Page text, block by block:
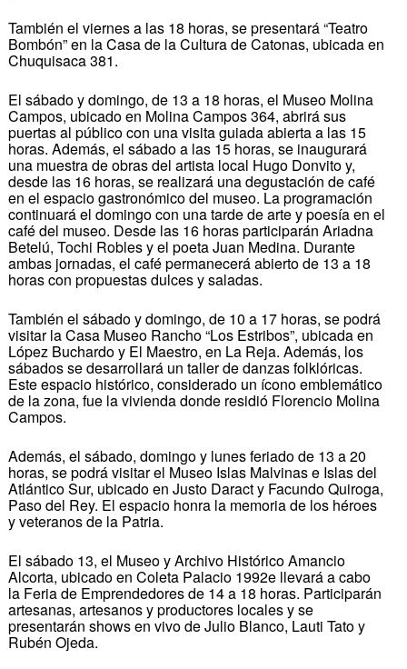
También el viernes a las 18 horas, se presentará “Teatro
Bombón” en la Casa de la Cultura de Catonas, ubicada en
Chuquisaca 381.
El sábado y domingo, de 13 a 18 horas, el Museo Molina
Campos, ubicado en Molina Campos 364, abrirá sus
puertas al público con una visita guiada abierta a las 15
horas. Además, el sábado a las 15 horas, se inaugurará
una muestra de obras del artista local Hugo Donvito y,
desde las 16 horas, se realizará una degustación de café
en el espacio gastronómico del museo. La programación
continuará el domingo con una tarde de arte y poesía en el
café del museo. Desde las 16 horas participarán Ariadna
Betelú, Tochi Robles y el poeta Juan Medina. Durante
ambas jornadas, el café permanecerá abierto de 13 a 18
horas con propuestas dulces y saladas.
También el sábado y domingo, de 10 a 17 horas, se podrá
visitar la Casa Museo Rancho “Los Estribos”, ubicada en
López Buchardo y El Maestro, en La Reja. Además, los
sábados se desarrollará un taller de danzas folklóricas.
Este espacio histórico, considerado un ícono emblemático
de la zona, fue la vivienda donde residió Florencio Molina
Campos.
Además, el sábado, domingo y lunes feriado de 13 a 20
horas, se podrá visitar el Museo Islas Malvinas e Islas del
Atlántico Sur, ubicado en Justo Daract y Facundo Quiroga,
Paso del Rey. El espacio honra la memoria de los héroes
y veteranos de la Patria.
El sábado 13, el Museo y Archivo Histórico Amancio
Alcorta, ubicado en Coleta Palacio 1992e llevará a cabo
la Feria de Emprendedores de 14 a 18 horas. Participarán
artesanas, artesanos y productores locales y se
presentarán shows en vivo de Julio Blanco, Lauti Tato y
Rubén Ojeda.